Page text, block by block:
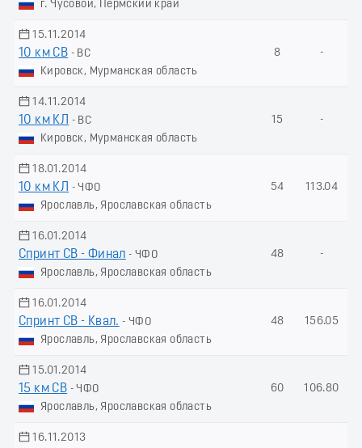
г. Чусовой, Пермский край
15.11.2014
10 км СВ - ВС
Кировск, Мурманская область
8 -
14.11.2014
10 км КЛ
- ВС
Кировск, Мурманская область
15 -
18.01.2014
10 км КЛ
- ЧФО
Ярославль, Ярославская область
54 113.04
16.01.2014
Спринт СВ - Финал - ЧФО
Ярославль, Ярославская область
48 -
16.01.2014
Спринт СВ - Квал. - ЧФО
Ярославль, Ярославская область
48 156.05
15.01.2014
15 км СВ - ЧФО
Ярославль, Ярославская область
60 106.80
16.11.2013